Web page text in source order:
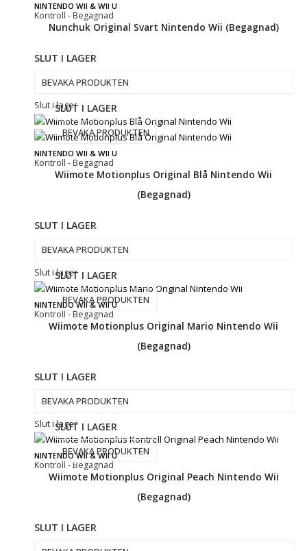
NINTENDO WII & WII U
Kontroll - Begagnad
Nunchuk Original Svart Nintendo Wii (Begagnad)
SLUT I LAGER
BEVAKA PRODUKTEN
Slut i lager
NINTENDO WII & WII U
Kontroll - Begagnad
SLUT I LAGER
BEVAKA PRODUKTEN
Wiimote Motionplus Original Blå Nintendo Wii
(Begagnad)
SLUT I LAGER
BEVAKA PRODUKTEN
Slut i lager
NINTENDO WII & WII U
Kontroll - Begagnad
SLUT I LAGER
BEVAKA PRODUKTEN
Wiimote Motionplus Original Mario Nintendo Wii
(Begagnad)
SLUT I LAGER
BEVAKA PRODUKTEN
Slut i lager
NINTENDO WII & WII U
Kontroll - Begagnad
SLUT I LAGER
BEVAKA PRODUKTEN
Wiimote Motionplus Original Peach Nintendo Wii
(Begagnad)
SLUT I LAGER